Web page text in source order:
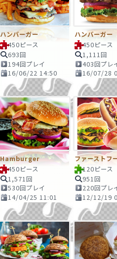
ハンバーガー
450ピース
693回
194回プレイ
16/06/22 14:50
ハンバーガー
450ピース
1,111回
403回プレ
16/07/28
Hamburger
450ピース
1,571回
530回プレイ
14/04/25 11:01
ファーストフ
120ピース
951回
220回プレ
12/12/19